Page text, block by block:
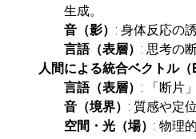
生成。
音（影） : 身体反応の
言語（表層） : 思考の
人間による統合ベクトル（
言語（表層） : 「断片
音（境界） : 質感や定
空間・光（場） : 物理